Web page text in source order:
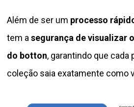
Além de ser um processo
tem asegurança de visualizar
do botton, garantindo que cada
coleção saia exatamente como